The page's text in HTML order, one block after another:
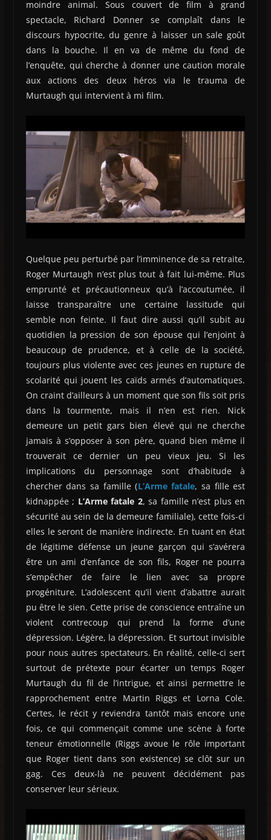
moindre animal. Sous couvert de film à grand
spectacle, Richard Donner se complaît dans le
discours hypocrite, du genre à laisser un sale goût
dans la bouche. Il en va de même du fond de
l’enquête, qui cherche à donner une caution morale
aux actions des deux héros via le trauma de
Murtaugh qui intervient à mi film.
Quelque peu perturbé par l’imminence de sa retraite,
Roger Murtaugh n’est plus tout à fait lui-même. Plus
emprunté et précautionneux qu’à l’accoutumée, il
laisse transparaître une certaine lassitude qui
semble non feinte. Il faut dire aussi qu’il subit au
quotidien la pression de son épouse qui l’enjoint à
beaucoup de prudence, et à celle de la société,
toujours plus violente avec ces jeunes en rupture de
scolarité qui jouent les caïds armés d’automatiques.
On craint d’ailleurs à un moment que son fils soit pris
dans la tourmente, mais il n’en est rien. Nick
demeure un petit gars bien élevé qui ne cherche
jamais à s’opposer à son père, quand bien même il
trouverait ce dernier un peu vieux jeu. Si les
implications du personnage sont d’habitude à
chercher dans sa famille (L’Arme fatale, sa fille est
kidnappée ; L’Arme fatale 2, sa famille n’est plus en
sécurité au sein de la demeure familiale), cette fois-ci
elles le seront de manière indirecte. En tuant en état
de légitime défense un jeune garçon qui s’avérera
être un ami d’enfance de son fils, Roger ne pourra
s’empêcher de faire le lien avec sa propre
progéniture. L’adolescent qu’il vient d’abattre aurait
pu être le sien. Cette prise de conscience entraîne un
violent contrecoup qui prend la forme d’une
dépression. Légère, la dépression. Et surtout invisible
pour nous autres spectateurs. En réalité, celle-ci sert
surtout de prétexte pour écarter un temps Roger
Murtaugh du fil de l’intrigue, et ainsi permettre le
rapprochement entre Martin Riggs et Lorna Cole.
Certes, le récit y reviendra tantôt mais encore une
fois, ce qui commençait comme une scène à forte
teneur émotionnelle (Riggs avoue le rôle important
que Roger tient dans son existence) se clôt sur un
gag. Ces deux-là ne peuvent décidément pas
conserver leur sérieux.